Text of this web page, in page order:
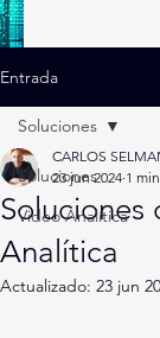
Entrada
Soluciones
Video Analítica
Soluciones
Soluciones
Analítica
CARLOS
23 jun 2024 1
Actualizado: 23 jun